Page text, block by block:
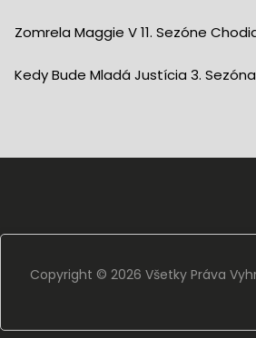
Zomrela Maggie V 11. Sezóne
Kedy Bude Mladá Justícia 3.
Copyright © 2026 Všetky Práva